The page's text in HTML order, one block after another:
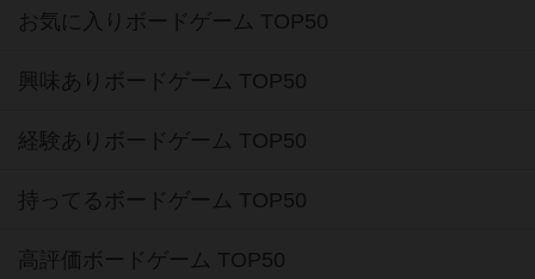
お気に入りボードゲーム TOP50
興味ありボードゲーム TOP50
経験ありボードゲーム TOP50
持ってるボードゲーム TOP50
高評価ボードゲーム TOP50